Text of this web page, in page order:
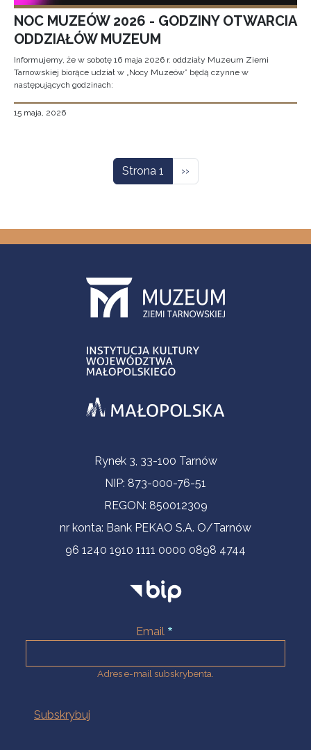
NOC MUZEÓW 2026 - GODZINY OTWARCIA
ODDZIAŁÓW MUZEUM
Informujemy, że w sobotę 16 maja 2026 r. oddziały Muzeum Ziemi
Tarnowskiej biorące udział w „Nocy Muzeów” będą czynne w
następujących godzinach:
15 maja, 2026
Strona 1 Następna strona
››
Informacje kontaktoweRynek 3, 33-100 Tarnów
NIP: 873-000-76-51
REGON: 850012309
nr konta: Bank PEKAO S.A. O/Tarnów
96 1240 1910 1111 0000 0898 4744
Email
Adres e-mail subskrybenta.